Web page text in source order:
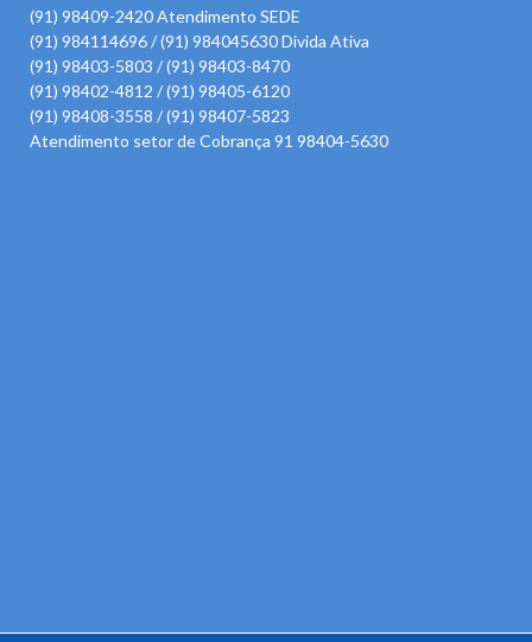
(91) 98409-2420 Atendimento SEDE
(91) 984114696 / (91) 984045630 Divida Ativa
(91) 98403-5803 / (91) 98403-8470
(91) 98402-4812 / (91) 98405-6120
(91) 98408-3558 / (91) 98407-5823
Atendimento setor de Cobrança 91 98404-5630